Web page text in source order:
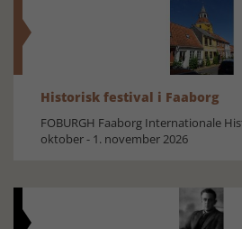
Historisk festival i Faaborg
FOBURGH Faaborg Internationale
oktober - 1. november 2026